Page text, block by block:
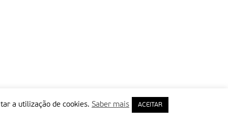
a utilização de cookies. Saber mais ACEITAR